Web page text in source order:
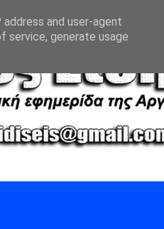
and user-agent
service, generate usage